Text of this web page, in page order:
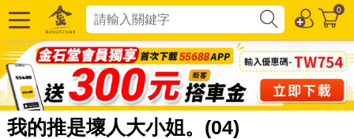
0
我的推是壞人大小姐。(04)